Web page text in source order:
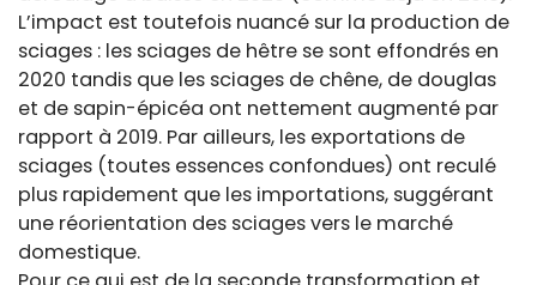
L’impact est toutefois nuancé sur la production de
sciages : les sciages de hêtre se sont effondrés en
2020 tandis que les sciages de chêne, de douglas
et de sapin-épicéa ont nettement augmenté par
rapport à 2019. Par ailleurs, les exportations de
sciages (toutes essences confondues) ont reculé
plus rapidement que les importations, suggérant
une réorientation des sciages vers le marché
domestique.